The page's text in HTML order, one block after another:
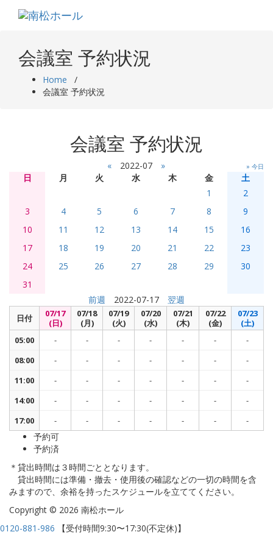
会議室 予約状況
Home /
会議室 予約状況
会議室 予約状況
« 2022-07 » » 今日
日 月 火 水 木 金
土
1
2
3
4 5 6 7 8
9
10
11 12 13 14 15
16
17
18 19 20 21 22
23
24
25 26 27 28 29
30
31
前週
2022-07-17 翌週
日付
07/17
(日)
07/18
(月)
07/19
(火)
07/20
(水)
07/21
(木)
07/22
(金)
07/23
(土)
05:00
- - - - - -
-
08:00
- - - - - -
-
11:00
- - - - - -
-
14:00
- - - - - -
-
17:00
- - - - - - -
予約可
予約済
＊貸出時間は３時間ごととなります。
貸出時間には準備・撤去・使用後の確認などの一切の時間を含
みますので、余裕を持ったスケジュールを立ててください。
Copyright © 2026 南松ホール
0120-881-986
【受付時間9:30〜17:30(不定休)】